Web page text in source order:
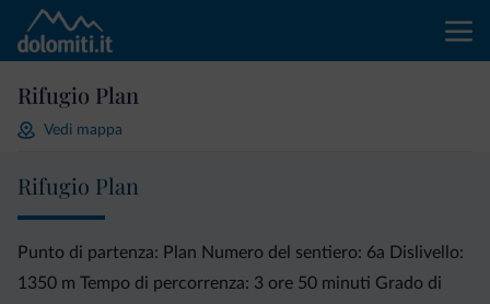
Rifugio Plan
Vedi mappa
Rifugio Plan
Punto di partenza: Plan Numero del sentiero: 6a Dislivello:
1350 m Tempo di percorrenza: 3 ore 50 minuti Grado di